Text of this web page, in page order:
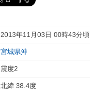
2013年11月03日 00時43分頃
宮城県沖
震度2
北緯 38.4度